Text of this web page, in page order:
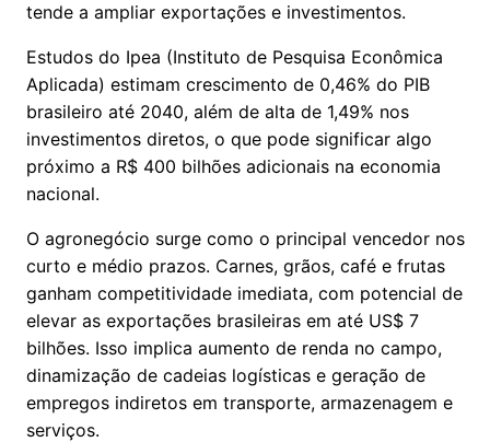
tende a ampliar exportações e investimentos.
Estudos do Ipea (Instituto de Pesquisa Econômica
Aplicada) estimam crescimento de 0,46% do PIB
brasileiro até 2040, além de alta de 1,49% nos
investimentos diretos, o que pode significar algo
próximo a R$ 400 bilhões adicionais na economia
nacional.
O agronegócio surge como o principal vencedor nos
curto e médio prazos. Carnes, grãos, café e frutas
ganham competitividade imediata, com potencial de
elevar as exportações brasileiras em até US$ 7
bilhões. Isso implica aumento de renda no campo,
dinamização de cadeias logísticas e geração de
empregos indiretos em transporte, armazenagem e
serviços.